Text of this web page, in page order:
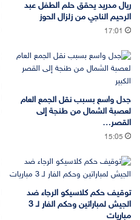
ريال مدريد يحقق حلم الطفل عبد
الرحيم الناجي من زلزال الحوز
17:01
جدل واسع بسبب نقل الجمع العام
لعصبة الشمال من طنجة إلى
القصر…
15:05
توقيف حكم كلاسيكو الرجاء ضد
الجيش لمباراتين وحكم الفار لـ 3
مباريات